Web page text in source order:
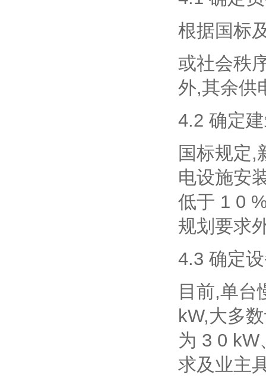
根据国标
或社会秩
外,其余供
4.2 确定
国标规定,
电设施安
低于 1 0
规划要求
4.3 确定
目前,单台
kW,大多
为 3 0 kW
求及业主